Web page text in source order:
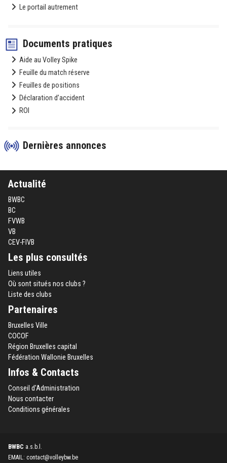
Le portail autrement
Documents pratiques
Aide au Volley Spike
Feuille du match réserve
Feuilles de positions
Déclaration d’accident
ROI
Dernières annonces
Actualité
BWBC
BC
FVWB
VB
CEV-FIVB
Les plus consultés
Liens utiles
Où sont situés nos clubs ?
Liste des clubs
Partenaires
Bruxelles Ville
COCOF
Région Bruxelles capital
Fédération Wallonie Bruxelles
Infos & Contacts
Conseil d'Administration
Nous contacter
Conditions générales
BWBC a.s.b.l.
EMAIL: contact@volleybw.be